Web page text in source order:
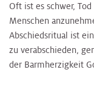
Oft ist es schwer,
Menschen
Abschiedsritual ist
zu verabschieden,
der Barmherzigkeit